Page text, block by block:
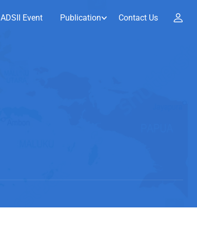
ADSII Event Publication Contact Us